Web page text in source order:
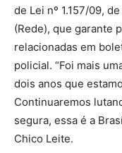
de Lei nº 1.157/09,
(Rede), que garante
relacionadas em
policial. “Foi mais
dois anos que
Continuaremos
segura, essa é a
Chico Leite.